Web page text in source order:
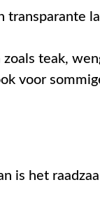
transparante
teak,
voor
is het